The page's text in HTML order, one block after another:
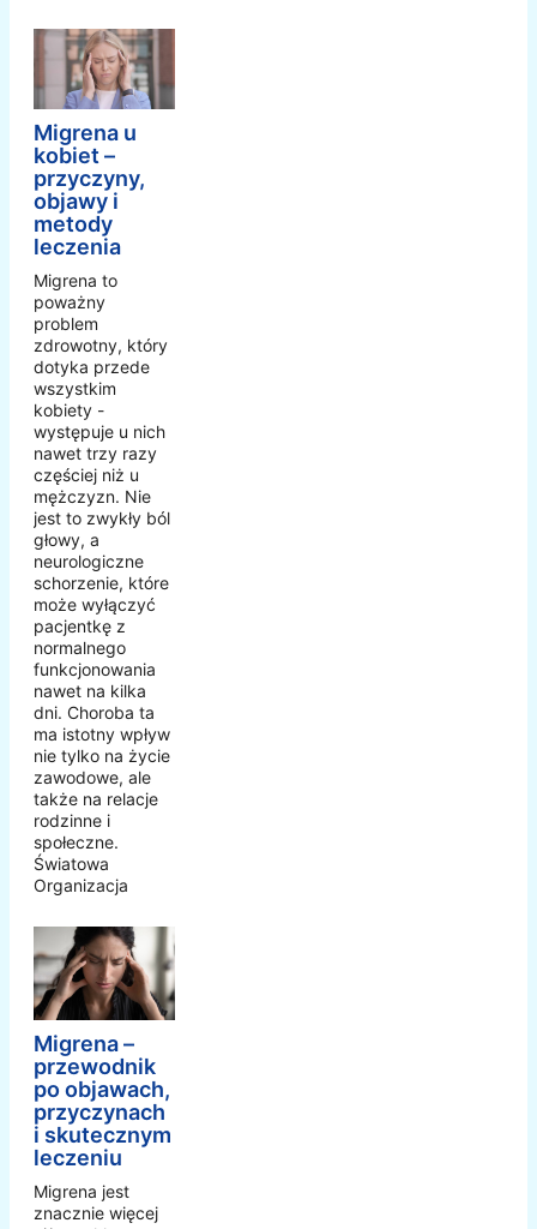
Migrena u
kobiet –
przyczyny,
objawy i
metody
leczenia
Migrena to
poważny
problem
zdrowotny, który
dotyka przede
wszystkim
kobiety -
występuje u nich
nawet trzy razy
częściej niż u
mężczyzn. Nie
jest to zwykły ból
głowy, a
neurologiczne
schorzenie, które
może wyłączyć
pacjentkę z
normalnego
funkcjonowania
nawet na kilka
dni. Choroba ta
ma istotny wpływ
nie tylko na życie
zawodowe, ale
także na relacje
rodzinne i
społeczne.
Światowa
Organizacja
Migrena –
przewodnik
po objawach,
przyczynach
i skutecznym
leczeniu
Migrena jest
znacznie więcej